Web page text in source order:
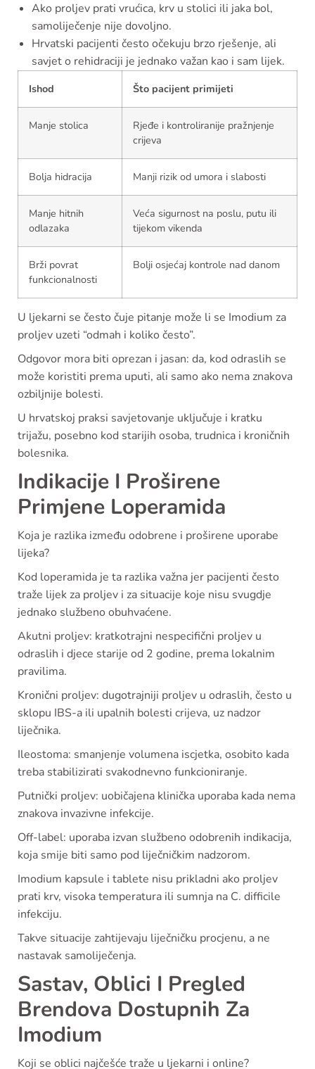
Ako proljev prati vrućica, krv u stolici ili jaka bol,
samoliječenje nije dovoljno.
Hrvatski pacijenti često očekuju brzo rješenje, ali
savjet o rehidraciji je jednako važan kao i sam lijek.
Ishod Što pacijent primijeti
Manje stolica
Rjeđe i kontroliranije pražnjenje
crijeva
Bolja hidracija Manji rizik od umora i slabosti
Manje hitnih
odlazaka
Veća sigurnost na poslu, putu ili
tijekom vikenda
Brži povrat
funkcionalnosti
Bolji osjećaj kontrole nad danom
U ljekarni se često čuje pitanje može li se Imodium za
proljev uzeti “odmah i koliko često”.
Odgovor mora biti oprezan i jasan: da, kod odraslih se
može koristiti prema uputi, ali samo ako nema znakova
ozbiljnije bolesti.
U hrvatskoj praksi savjetovanje uključuje i kratku
trijažu, posebno kod starijih osoba, trudnica i kroničnih
bolesnika.
Indikacije I Proširene
Primjene Loperamida
Koja je razlika između odobrene i proširene uporabe
lijeka?
Kod loperamida je ta razlika važna jer pacijenti često
traže lijek za proljev i za situacije koje nisu svugdje
jednako službeno obuhvaćene.
Akutni proljev: kratkotrajni nespecifični proljev u
odraslih i djece starije od 2 godine, prema lokalnim
pravilima.
Kronični proljev: dugotrajniji proljev u odraslih, često u
sklopu IBS-a ili upalnih bolesti crijeva, uz nadzor
liječnika.
Ileostoma: smanjenje volumena iscjetka, osobito kada
treba stabilizirati svakodnevno funkcioniranje.
Putnički proljev: uobičajena klinička uporaba kada nema
znakova invazivne infekcije.
Off-label: uporaba izvan službeno odobrenih indikacija,
koja smije biti samo pod liječničkim nadzorom.
Imodium kapsule i tablete nisu prikladni ako proljev
prati krv, visoka temperatura ili sumnja na C. difficile
infekciju.
Takve situacije zahtijevaju liječničku procjenu, a ne
nastavak samoliječenja.
Sastav, Oblici I Pregled
Brendova Dostupnih Za
Imodium
Koji se oblici najčešće traže u ljekarni i online?